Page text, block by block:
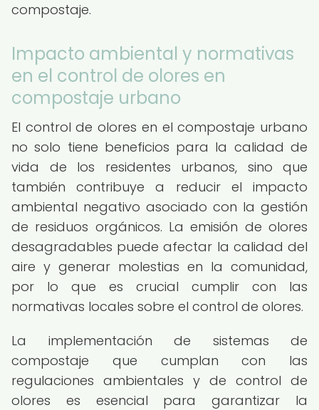
compostaje.
Impacto ambiental y normativas
en el control de olores en
compostaje urbano
El control de olores en el compostaje urbano
no solo tiene beneficios para la calidad de
vida de los residentes urbanos, sino que
también contribuye a reducir el impacto
ambiental negativo asociado con la gestión
de residuos orgánicos. La emisión de olores
desagradables puede afectar la calidad del
aire y generar molestias en la comunidad,
por lo que es crucial cumplir con las
normativas locales sobre el control de olores.
La implementación de sistemas de
compostaje que cumplan con las
regulaciones ambientales y de control de
olores es esencial para garantizar la